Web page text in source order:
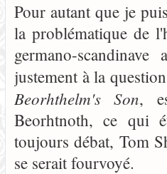
Pour autant que je
la problématique de
germano-
justement à la
Beorhthelm's Son,
Beorhtnoth, ce qui
toujours débat, Tom
se serait fourvoyé.